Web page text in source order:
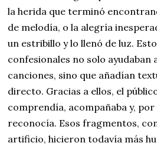
la herida que terminó
de melodía, o la alegría
un estribillo y lo llenó de luz.
confesionales no solo ayudaban
canciones, sino que añadían
directo. Gracias a ellos, el
comprendía, acompañaba y,
reconocía. Esos fragmentos,
artificio, hicieron todavía más